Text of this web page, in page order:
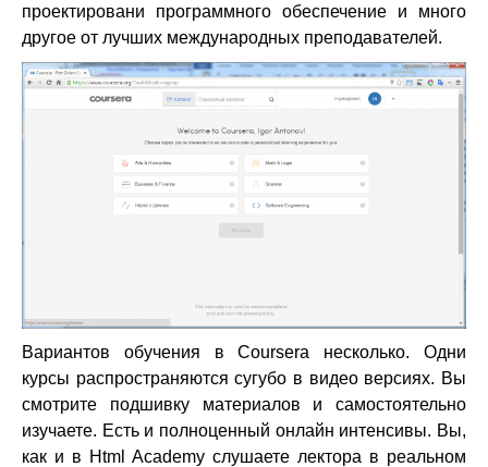
проектировани программного обеспечение и много
другое от лучших международных преподавателей.
Вариантов обучения в Coursera несколько. Одни
курсы распространяются сугубо в видео версиях. Вы
смотрите подшивку материалов и самостоятельно
изучаете. Есть и полноценный онлайн интенсивы. Вы,
как и в Html Academy слушаете лектора в реальном